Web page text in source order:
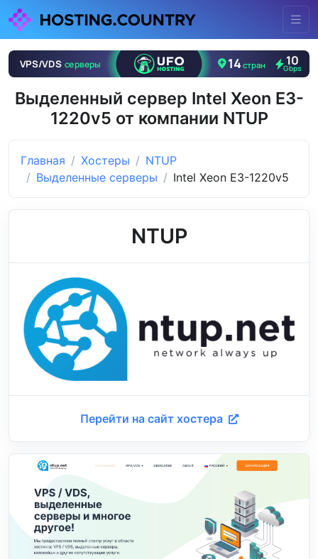
Выделенный сервер Intel Xeon E3-
1220v5 от компании NTUP
Главная Хостеры
NTUP
Выделенные серверы
Intel Xeon E3-1220v5
NTUP
Перейти на сайт хостера